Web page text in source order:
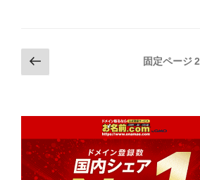
ウ
ォ
ト
Curve
が
投
稿
ペ
ー
ジ
送
前
の
固定ページ2